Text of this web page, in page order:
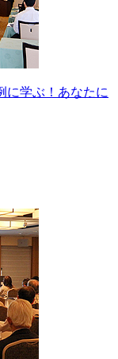
に学ぶ！あなたに